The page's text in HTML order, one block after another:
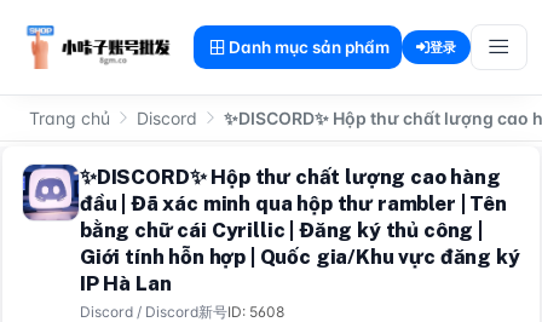
Danh mục sản phẩm 登录
Trang chủ Discord ✨DISCORD✨ Hộp thư chất lượng
✨DISCORD✨ Hộp thư chất lượng cao hàng
đầu | Đã xác minh qua hộp thư rambler | Tên
bằng chữ cái Cyrillic | Đăng ký thủ công |
Giới tính hỗn hợp | Quốc gia/Khu vực đăng ký
IP Hà Lan
Discord / Discord新号ID: 5608